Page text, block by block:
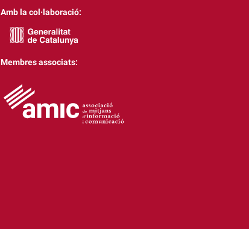
Amb la col·laboració:
Membres associats: